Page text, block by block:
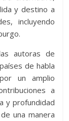
y destino a
incluyendo
autoras de
de habla
un amplio
a
y profundidad
una manera